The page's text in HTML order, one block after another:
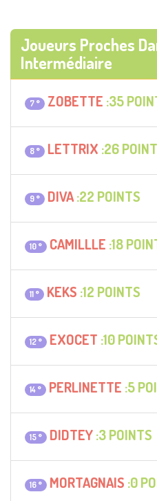
Joueurs Proches
Intermédiaire
7 ° ZOBETTE :35
8 ° LETTRIX :26
9 ° DIVA:22 POINTS
10 ° CAMILLLE :18
11 ° KEKS :12 POINTS
12 ° EXOCET :10
14 ° PERLINETTE :5
15 ° DIDTEY:3 POINTS
16 ° MORTAGNAIS :0